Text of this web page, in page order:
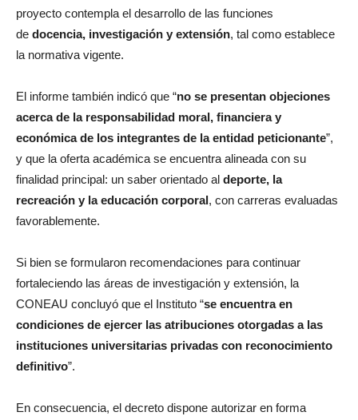
proyecto contempla el desarrollo de las funciones
de docencia, investigación y extensión, tal como establece
la normativa vigente.
El informe también indicó que “no se presentan objeciones
acerca de la responsabilidad moral, financiera y
económica de los integrantes de la entidad peticionante”,
y que la oferta académica se encuentra alineada con su
finalidad principal: un saber orientado al deporte, la
recreación y la educación corporal, con carreras evaluadas
favorablemente.
Si bien se formularon recomendaciones para continuar
fortaleciendo las áreas de investigación y extensión, la
CONEAU concluyó que el Instituto “se encuentra en
condiciones de ejercer las atribuciones otorgadas a las
instituciones universitarias privadas con reconocimiento
definitivo”.
En consecuencia, el decreto dispone autorizar en forma